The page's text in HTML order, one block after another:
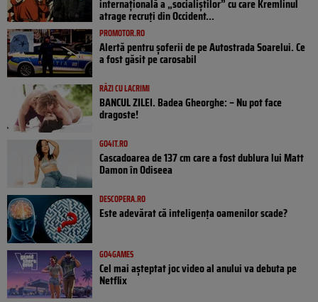
internațională a „socialiștilor” cu care Kremlinul
atrage recruți din Occident...
PROMOTOR.RO
Alertă pentru șoferii de pe Autostrada Soarelui. Ce
a fost găsit pe carosabil
RÂZI CU LACRIMI
BANCUL ZILEI. Badea Gheorghe: – Nu pot face
dragoste!
GO4IT.RO
Cascadoarea de 137 cm care a fost dublura lui Matt
Damon în Odiseea
DESCOPERA.RO
Este adevărat că inteligența oamenilor scade?
GO4GAMES
Cel mai așteptat joc video al anului va debuta pe
Netflix